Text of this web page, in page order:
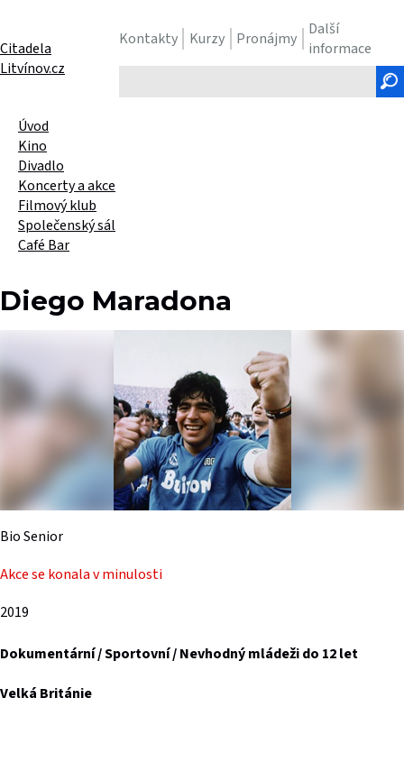
Kontakty Kurzy Pronájmy
Další
informace
text
Citadela
Litvínov.cz
Úvod
Kino
Divadlo
Koncerty a akce
Filmový klub
Společenský sál
Café Bar
Diego Maradona
Bio Senior
Akce se konala v minulosti
2019
Dokumentární / Sportovní / Nevhodný mládeži do 12 let
Velká Británie